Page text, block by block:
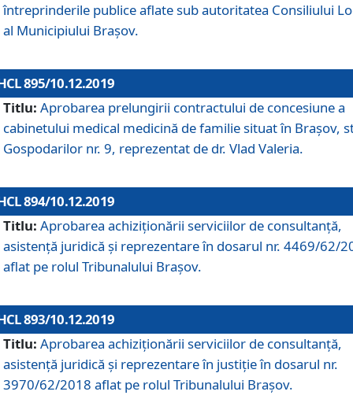
întreprinderile publice aflate sub autoritatea Consiliului
al Municipiului Brașov.
895/10.12.2019
Titlu: Aprobarea prelungirii contractului de concesiune a
cabinetului medical medicină de familie situat în Braşov,
Gospodarilor nr. 9, reprezentat de dr. Vlad Valeria.
894/10.12.2019
Titlu: Aprobarea achiziţionării serviciilor de consultanţă,
asistenţă juridică şi reprezentare în dosarul nr. 4469/62/
aflat pe rolul Tribunalului Braşov.
893/10.12.2019
Titlu: Aprobarea achiziţionării serviciilor de consultanţă,
asistenţă juridică şi reprezentare în justiţie în dosarul nr.
3970/62/2018 aflat pe rolul Tribunalului Braşov.